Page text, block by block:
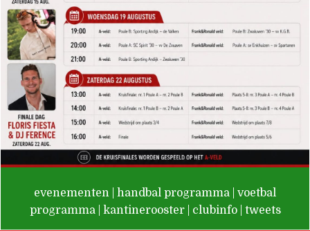
De Valken
evenementen handbal programma
voetbal
programma
kantinerooster clubinfo tweets